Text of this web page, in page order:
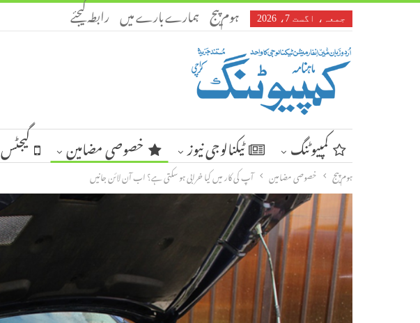
جمعہ، اگست 7، 2026 ہوم پیج ہمارے بارے میں رابطہ کیجئے
کمپیوٹنگ ٹیکنالوجی نیوز خصوصی مضامین گیجٹس
ہوم پیج خصوصی مضامین آپ کی کار میں کیا خرابی ہو سکتی ہے؟ اب آن لائن جانیں